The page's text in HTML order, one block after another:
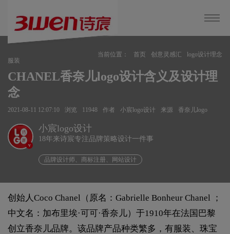
当前位置： 首页 创意灵感汇
logo设计理念
服装
CHANEL香奈儿logo设计含义及设计理
念
2021-08-11 12:07:10 浏览 11948 作者 小宸logo设计 来源 香奈儿logo
v
小宸logo设计
18年来诗宸专注品牌策略设计一件事
品牌设计师、商标注册、网站设计
创始人Coco Chanel（原名：Gabrielle Bonheur Chanel ；
中文名：加布里埃·可可·香奈儿）于1910年在法国巴黎
创立香奈儿品牌。该品牌产品种类繁多，有服装、珠宝